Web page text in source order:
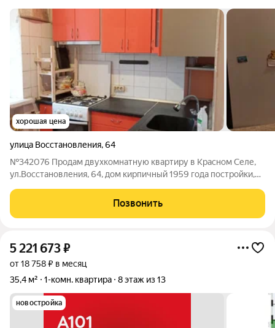
хорошая цена
улица Восстановления,64
№342076 Продам двухкомнатную квартиру в Красном Селе,
ул.Восстановления, 64, дом кирпичный 1959 года постройки,
изолированные 15,5 кв.м , +11,4 кв.м, кухня 6,5 кв.м, высота
потолков 2,9 . санузел
Позвонить
5 221 673₽
от 18 758 ₽ в месяц
35,4 м²
1-комн. квартира 8 этаж из 13
новостройка